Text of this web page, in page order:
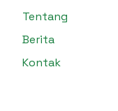
Tentang
Berita
Kontak